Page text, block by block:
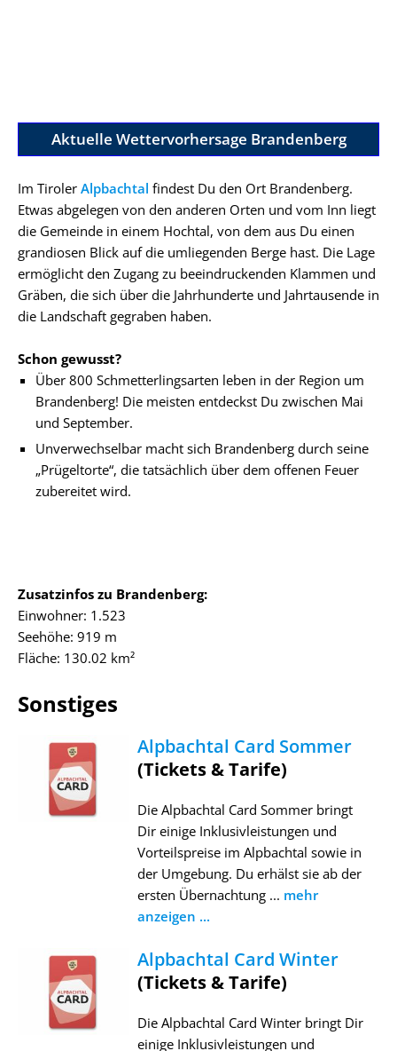
Aktuelle Wettervorhersage Brandenberg
Im Tiroler Alpbachtal findest Du den Ort Brandenberg.
Etwas abgelegen von den anderen Orten und vom Inn liegt
die Gemeinde in einem Hochtal, von dem aus Du einen
grandiosen Blick auf die umliegenden Berge hast. Die Lage
ermöglicht den Zugang zu beeindruckenden Klammen und
Gräben, die sich über die Jahrhunderte und Jahrtausende in
die Landschaft gegraben haben.
Schon gewusst?
Über 800 Schmetterlingsarten leben in der Region um
Brandenberg! Die meisten entdeckst Du zwischen Mai
und September.
Unverwechselbar macht sich Brandenberg durch seine
„Prügeltorte“, die tatsächlich über dem offenen Feuer
zubereitet wird.
Zusatzinfos zu Brandenberg:
Einwohner: 1.523
Seehöhe: 919 m
Fläche: 130.02 km²
Sonstiges
Alpbachtal Card Sommer
(Tickets & Tarife)
Die Alpbachtal Card Sommer bringt
Dir einige Inklusivleistungen und
Vorteilspreise im Alpbachtal sowie in
der Umgebung. Du erhälst sie ab der
ersten Übernachtung ... mehr
anzeigen ...
Alpbachtal Card Winter
(Tickets & Tarife)
Die Alpbachtal Card Winter bringt Dir
einige Inklusivleistungen und